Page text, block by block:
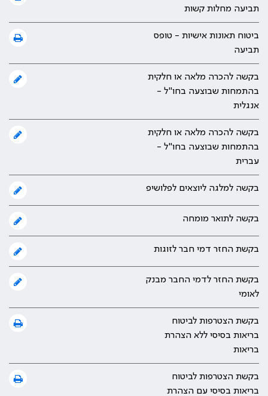
תביעה מחלות קשות
ביטוח תאונות אישיות - טופס
תביעה
בקשה להכרה מלאה או חלקית
בהתמחות שבוצעה בחו"ל -
אנגלית
בקשה להכרה מלאה או חלקית
בהתמחות שבוצעה בחו"ל -
עברית
בקשה למלגה ליוצאים לפלושיפ
בקשה לתואר מומחה
בקשת החזר דמי חבר לזוגות
בקשת החזר לדמי החבר מבנק
לאומי
בקשת הצטרפות לביטוח
בריאות בסיסי ללא הצהרת
בריאות
בקשת הצטרפות לביטוח
בריאות בסיסי עם הצהרת